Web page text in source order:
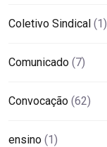
Coletivo Sindical (1)
Comunicado (7)
Convocação (62)
ensino (1)